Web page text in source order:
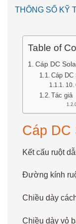
THÔNG SỐ KỸ
Table of
Cáp DC
Cáp DC
10.
Tác giả
Cáp DC
Kết cấu ruột
Đường kính
Chiều dày
Chiều dày vỏ